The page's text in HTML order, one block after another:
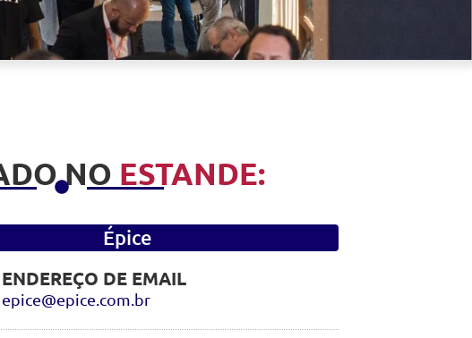
NO ESTANDE:
Épice
ENDEREÇO DE EMAIL
epice@epice.com.br